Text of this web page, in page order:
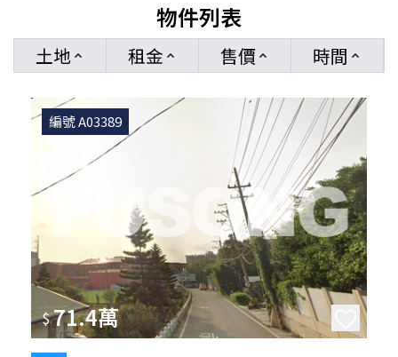
物件列表
土地keyboard_arrow_up 租金 keyboard_arrow_up 售價keyboard_arrow_up 時間 keyboard_arrow_up
編號 A03389
$71.4萬